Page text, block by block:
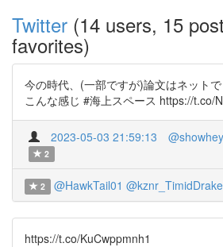
Twitter (14 users, 15
favorites)
今の時代、(一部ですが)論文はネット
こんな感じ #海上スペース https://t.co/
2023-05-03 21:59:13
2
2 @HawkTail01 @kznr_TimidDrake
https://t.co/KuCwppmnh1